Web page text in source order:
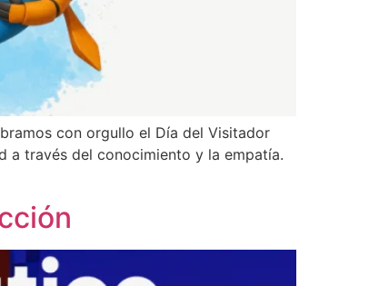
con orgullo el Día del Visitador
a través del conocimiento y la empatía.